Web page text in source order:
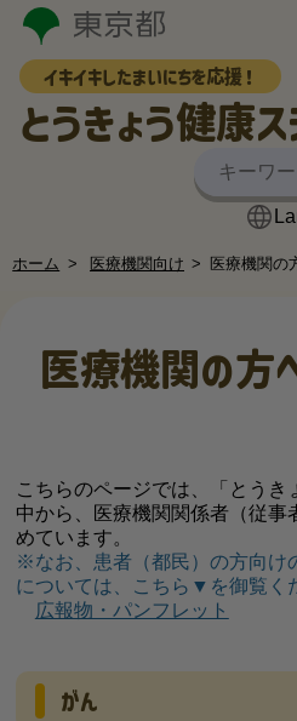
イキイキしたまいにちを応援！
とうきょう健康ス
ホーム 医療機関向け 医療機関の
医療機関の方
こちらのページでは、「とうき
中から、医療機関関係者（従事
めています。
※なお、患者（都民）の方向け
については、こちら▼を御覧く
広報物・パンフレット
がん